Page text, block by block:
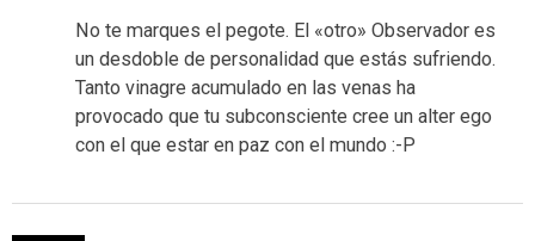
No te marques el pegote. El «otro» Observador es
un desdoble de personalidad que estás sufriendo.
Tanto vinagre acumulado en las venas ha
provocado que tu subconsciente cree un alter ego
con el que estar en paz con el mundo :-P